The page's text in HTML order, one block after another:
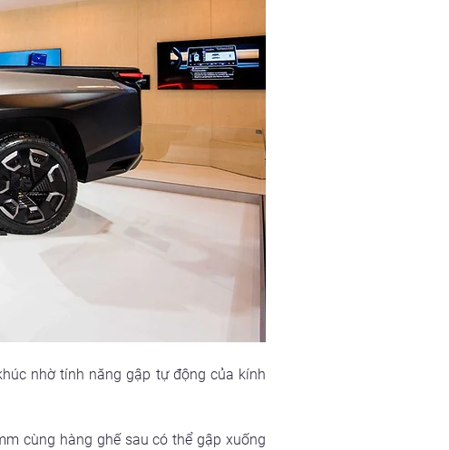
nhờ tính năng gập tự động của kính
cùng hàng ghế sau có thể gập xuống